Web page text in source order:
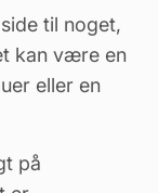
til noget,
kan være en
eller en
på